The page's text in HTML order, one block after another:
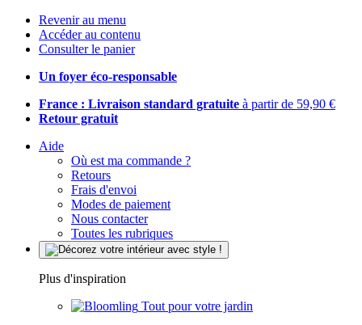
Revenir au menu
Accéder au contenu
Consulter le panier
Un foyer éco-responsable
France : Livraison standard gratuite à partir de 59,90 €
Retour gratuit
Aide
Où est ma commande ?
Retours
Frais d'envoi
Modes de paiement
Nous contacter
Toutes les rubriques
Plus d'inspiration
Tout pour votre jardin